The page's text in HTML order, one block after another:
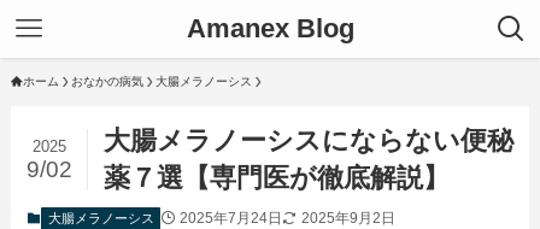
Amanex Blog
ホーム おなかの病気 大腸メラノーシス
大腸メラノーシスにならない便秘
薬７選【専門医が徹底解説】
2025
9/02
大腸メラノーシス 2025年7月24日 2025年9月2日